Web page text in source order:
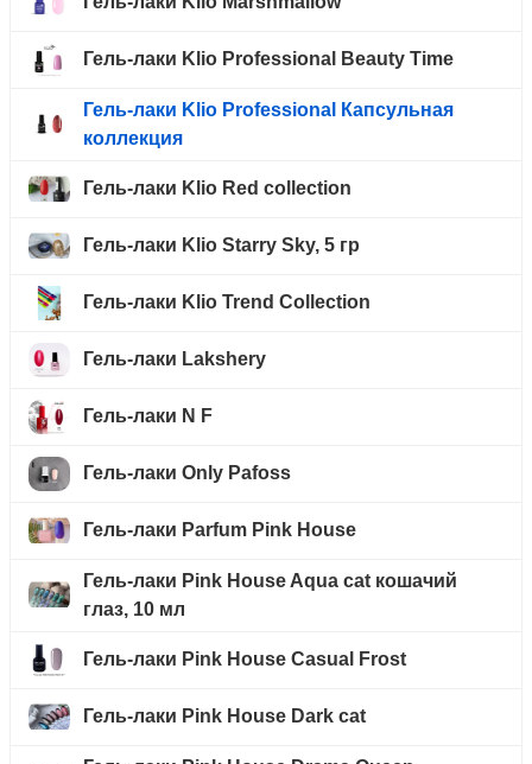
Гель-лаки Klio Professional Beauty Time
Гель-лаки Klio Professional Капсульная
коллекция
Гель-лаки Klio Red collection
Гель-лаки Klio Starry Sky, 5 гр
Гель-лаки Klio Trend Collection
Гель-лаки Lakshery
Гель-лаки N F
Гель-лаки Only Pafoss
Гель-лаки Parfum Pink House
Гель-лаки Pink House Aqua cat кошачий
глаз, 10 мл
Гель-лаки Pink House Casual Frost
Гель-лаки Pink House Dark cat